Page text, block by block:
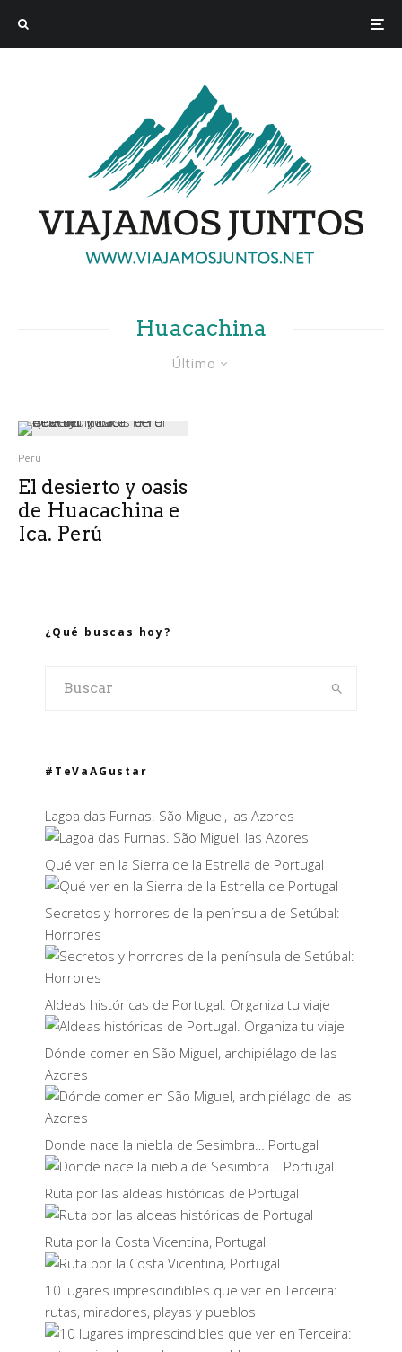
Huacachina
Último
Perú
El desierto y oasis
de Huacachina e
Ica. Perú
¿Qué buscas hoy?
#TeVaAGustar
Lagoa das Furnas. São Miguel, las Azores
Qué ver en la Sierra de la Estrella de Portugal
Secretos y horrores de la península de Setúbal:
Horrores
Aldeas históricas de Portugal. Organiza tu viaje
Dónde comer en São Miguel, archipiélago de las
Azores
Donde nace la niebla de Sesimbra… Portugal
Ruta por las aldeas históricas de Portugal
Ruta por la Costa Vicentina, Portugal
10 lugares imprescindibles que ver en Terceira:
rutas, miradores, playas y pueblos